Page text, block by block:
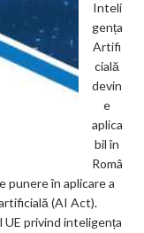
Inteli
gența
Artifi
cială
devin
e
aplica
bil în
Româ
punere în aplicare a
(AI Act).
privind inteligența